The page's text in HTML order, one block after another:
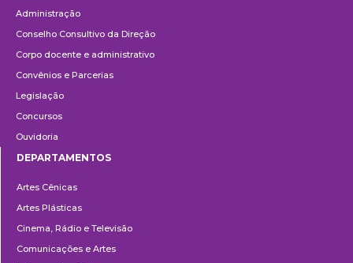
Administração
Conselho Consultivo da Direção
Corpo docente e administrativo
Convênios e Parcerias
Legislação
Concursos
Ouvidoria
DEPARTAMENTOS
Artes Cênicas
Artes Plásticas
Cinema, Rádio e Televisão
Comunicações e Artes